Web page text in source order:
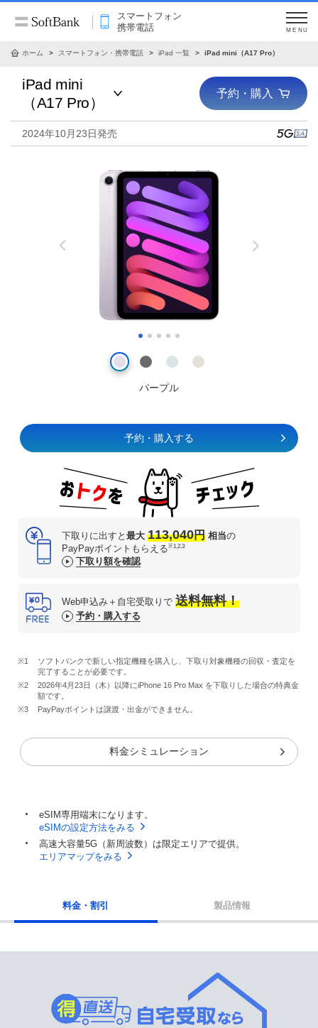
スマートフォン
携帯電話
MENU
ホーム スマートフォン・携帯電話 iPad 一覧 iPad mini（A17 Pro）
iPad mini
（A17 Pro）
予約・購入
2024年10月23日発売
パープル
予約・購入する
下取りに出すと 最大 113,040円 相当の
PayPayポイントもらえる※1,2,3
下取り額を確認
Web申込み＋自宅受取りで 送料無料！
予約・購入する
※1
ソフトバンクで新しい指定機種を購入し、下取り対象機種の回収・査定を
完了することが必要です。
※2
2026年4月23日（木）以降にiPhone 16 Pro Max を下取りした場合の特典金
額です。
※3
PayPayポイントは譲渡・出金ができません。
料金シミュレーション
eSIM専用端末になります。
eSIMの設定方法をみる
高速大容量5G（新周波数）は限定エリアで提供。
エリアマップをみる
料金・割引 製品情報